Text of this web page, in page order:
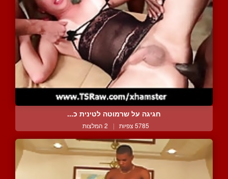
חגיגה על שרמוטה לטינית כ...
5785 צפיות | 2 המלצות